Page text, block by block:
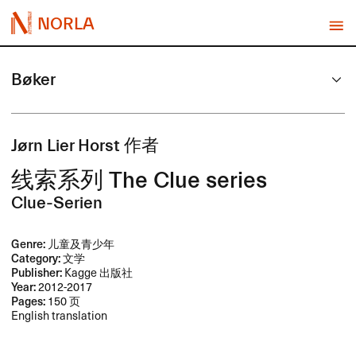
NORLA
Bøker
J​ø​rn Lier Horst ​作者
线索系列 The Clue series
Clue-Serien
Genre: 儿童及青少年
Category:文学
Publisher:Kagge 出版社
Year:2012-2017
Pages:150 页
English translation